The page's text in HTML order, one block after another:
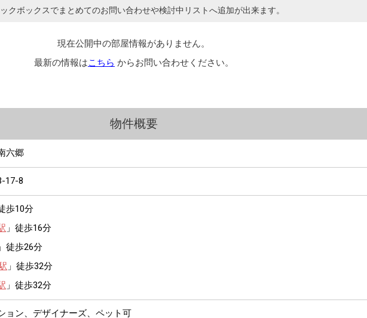
クボックスでまとめてのお問い合わせや検討中リストへ追加が出来ます。
現在公開中の部屋情報がありません。
最新の情報はこちら からお問い合わせください。
物件概要
六郷
17-8
歩10分
」徒歩16分
徒歩26分
」徒歩32分
」徒歩32分
ョン、デザイナーズ、ペット可